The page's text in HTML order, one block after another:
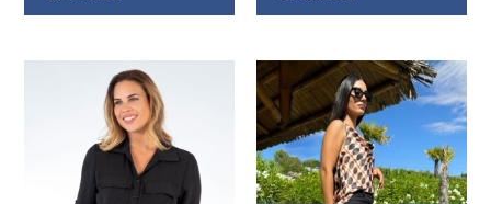
tiene
variantes.
Las
opciones
pueden
elegir